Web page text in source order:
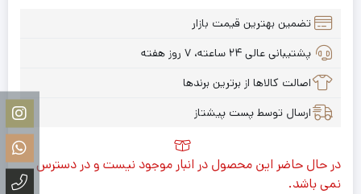
تضمین بهترین قیمت بازار
پشتیبانی عالی ۲۴ ساعته، ۷ روز هفته
اصالت کالاها از برترین برندها
ارسال توسط پست پیشتاز
در حال حاضر این محصول در انبار موجود نیست و در دسترس
نمی باشد.